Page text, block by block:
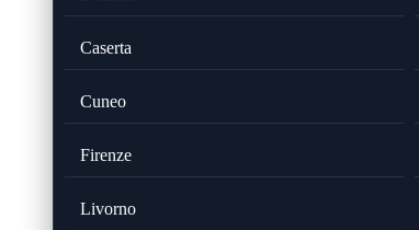
Caserta
Cuneo
Firenze
Livorno